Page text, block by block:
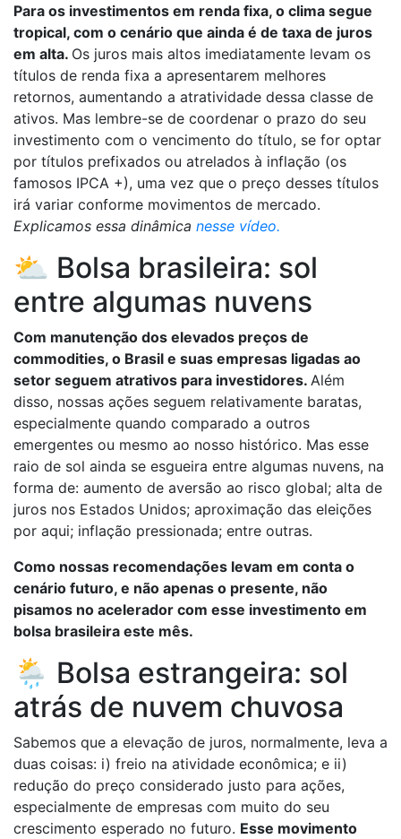
Para os investimentos em renda fixa, o clima segue
tropical, com o cenário que ainda é de taxa de juros
em alta. Os juros mais altos imediatamente levam os
títulos de renda fixa a apresentarem melhores
retornos, aumentando a atratividade dessa classe de
ativos. Mas lembre-se de coordenar o prazo do seu
investimento com o vencimento do título, se for optar
por títulos prefixados ou atrelados à inflação (os
famosos IPCA +), uma vez que o preço desses títulos
irá variar conforme movimentos de mercado.
Explicamos essa dinâmica nesse vídeo.
⛅ Bolsa brasileira: sol
entre algumas nuvens
Com manutenção dos elevados preços de
commodities, o Brasil e suas empresas ligadas ao
setor seguem atrativos para investidores. Além
disso, nossas ações seguem relativamente baratas,
especialmente quando comparado a outros
emergentes ou mesmo ao nosso histórico. Mas esse
raio de sol ainda se esgueira entre algumas nuvens, na
forma de: aumento de aversão ao risco global; alta de
juros nos Estados Unidos; aproximação das eleições
por aqui; inflação pressionada; entre outras.
Como nossas recomendações levam em conta o
cenário futuro, e não apenas o presente, não
pisamos no acelerador com esse investimento em
bolsa brasileira este mês.
🌦️ Bolsa estrangeira: sol
atrás de nuvem chuvosa
Sabemos que a elevação de juros, normalmente, leva a
duas coisas: i) freio na atividade econômica; e ii)
redução do preço considerado justo para ações,
especialmente de empresas com muito do seu
crescimento esperado no futuro. Esse movimento